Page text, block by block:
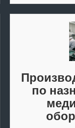
по